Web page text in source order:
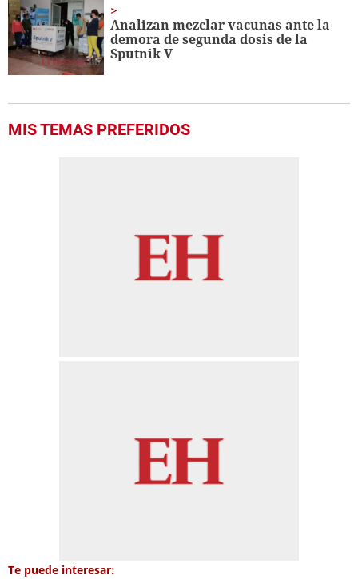
Analizan mezclar vacunas ante la
demora de segunda dosis de la
Sputnik V
MIS TEMAS PREFERIDOS
Te puede interesar: